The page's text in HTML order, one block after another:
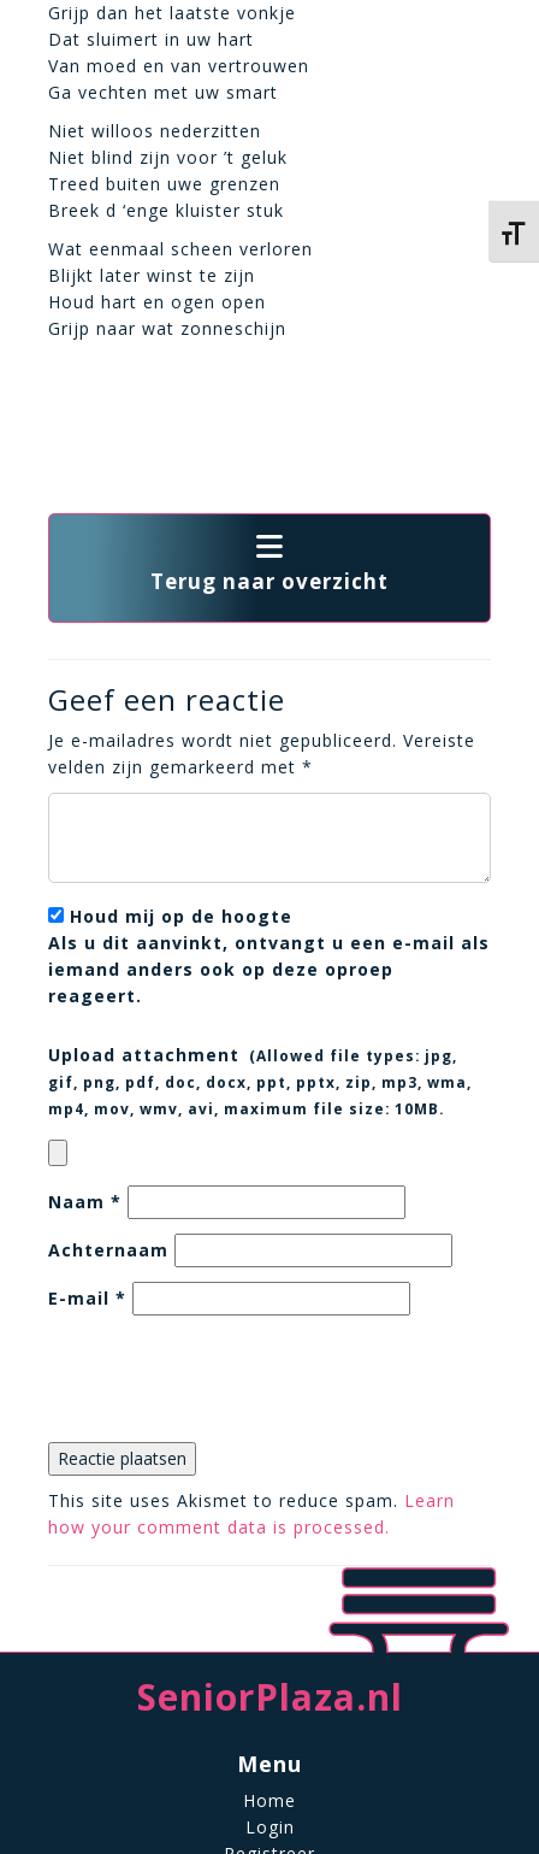
Grijp dan het laatste vonkje
Dat sluimert in uw hart
Van moed en van vertrouwen
Ga vechten met uw smart
Niet willoos nederzitten
Niet blind zijn voor ’t geluk
Treed buiten uwe grenzen
Breek d ‘enge kluister stuk
Wat eenmaal scheen verloren
Blijkt later winst te zijn
Houd hart en ogen open
Grijp naar wat zonneschijn
Terug naar overzicht
Geef een reactie
Je e-mailadres wordt niet gepubliceerd. Vereiste
velden zijn gemarkeerd met *
Houd mij op de hoogte
Als u dit aanvinkt, ontvangt u een e-mail als
iemand anders ook op deze oproep
reageert.
Upload attachment (Allowed file types: jpg,
gif, png, pdf, doc, docx, ppt, pptx, zip, mp3, wma,
mp4, mov, wmv, avi
, maximum file size: 10MB.
Naam *
Achternaam
E-mail *
This site uses Akismet to reduce spam. Learn
how your comment data is processed.
SeniorPlaza.nl
Menu
Home
Login